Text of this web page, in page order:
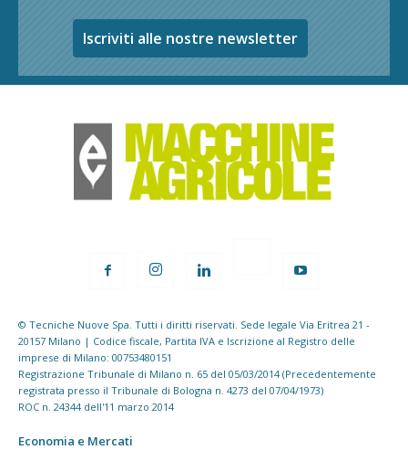
Iscriviti alle nostre newsletter
© Tecniche Nuove Spa. Tutti i diritti riservati. Sede legale Via Eritrea 21 -
20157 Milano | Codice fiscale, Partita IVA e Iscrizione al Registro delle
imprese di Milano: 00753480151
Registrazione Tribunale di Milano n. 65 del 05/03/2014 (Precedentemente
registrata presso il Tribunale di Bologna n. 4273 del 07/04/1973)
ROC n. 24344 dell'11 marzo 2014
Economia e Mercati